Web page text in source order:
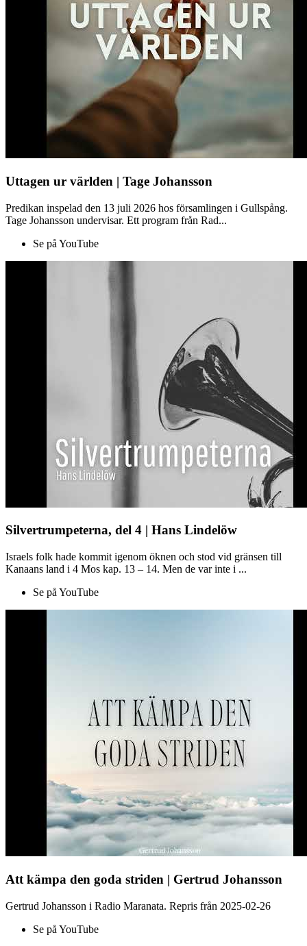
Uttagen ur världen | Tage Johansson
Predikan inspelad den 13 juli 2026 hos församlingen i Gullspång.
Tage Johansson undervisar. Ett program från Rad...
Se på YouTube
Silvertrumpeterna, del 4 | Hans Lindelöw
Israels folk hade kommit igenom öknen och stod vid gränsen till
Kanaans land i 4 Mos kap. 13 – 14. Men de var inte i ...
Se på YouTube
Att kämpa den goda striden | Gertrud Johansson
Gertrud Johansson i Radio Maranata. Repris från 2025-02-26
Se på YouTube